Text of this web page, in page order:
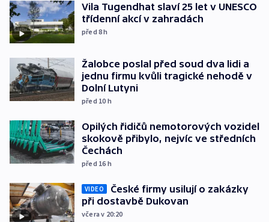
Vila Tugendhat slaví 25 let v UNESCO
třídenní akcí v zahradách
před 8h
Žalobce poslal před soud dva lidi a
jednu firmu kvůli tragické nehodě v
Dolní Lutyni
před 10 h
Opilých řidičů nemotorových vozidel
skokově přibylo, nejvíc ve středních
Čechách
před 16 h
VIDEO
České firmy usilují o zakázky
při dostavbě Dukovan
včera v 20:20